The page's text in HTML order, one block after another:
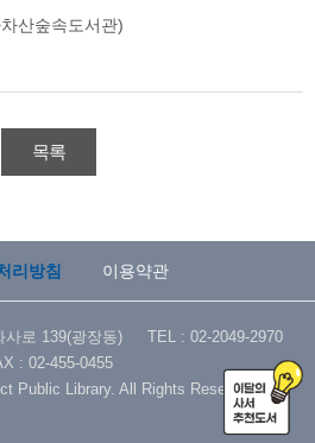
산숲속도서관)
목록
리방침 이용약관
사로 139(광장동) TEL : 02-2049-2970
: 02-455-0455
Public Library. All Rights Reserved.